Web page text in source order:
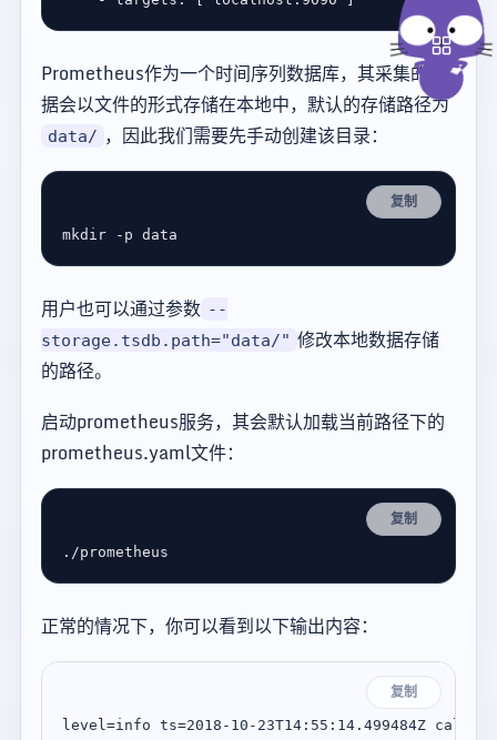
Prometheus作为一个时间序列数据库，其采集的数
据会以文件的形式存储在本地中，默认的存储路径为
data/ ，因此我们需要先手动创建该目录：
复制
用户也可以通过参数 --
storage.tsdb.path="data/" 修改本地数据存储
的路径。
启动prometheus服务，其会默认加载当前路径下的
prometheus.yaml文件：
复制
正常的情况下，你可以看到以下输出内容：
复制
level=info ts=2018-10-23T14:55:14.499484Z